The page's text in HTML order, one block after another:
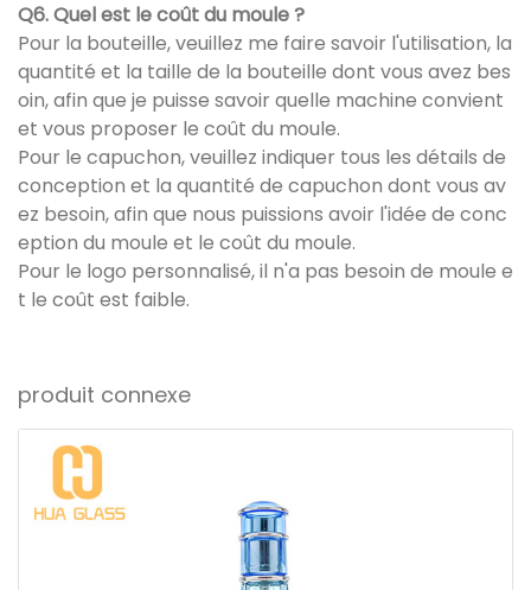
Q6. Quel est le coût du moule ?
Pour la bouteille, veuillez me faire savoir l'utilisation, la
quantité et la taille de la bouteille dont vous avez bes
oin, afin que je puisse savoir quelle machine convient
et vous proposer le coût du moule.
Pour le capuchon, veuillez indiquer tous les détails de
conception et la quantité de capuchon dont vous av
ez besoin, afin que nous puissions avoir l'idée de conc
eption du moule et le coût du moule.
Pour le logo personnalisé, il n'a pas besoin de moule e
t le coût est faible.
produit connexe